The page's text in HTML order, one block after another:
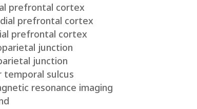
prefrontal cortex
prefrontal cortex
prefrontal cortex
junction
junction
temporal sulcus
resonance imaging